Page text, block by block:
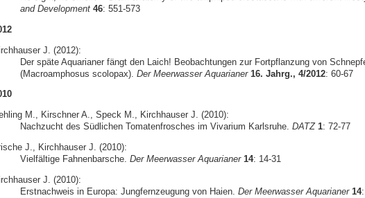
and Development 46: 551-573
J. (2012):
Der späte Aquarianer fängt den Laich! Beobachtungen zur Fortpflanzung von
(Macroamphosus scolopax). Der Meerwasser Aquarianer 16. Jahrg., 4/2012: 60-67
M., Kirschner A., Speck M., Kirchhauser J. (2010):
Nachzucht des Südlichen Tomatenfrosches im Vivarium Karlsruhe. DATZ 1: 72-77
J., Kirchhauser J. (2010):
Vielfältige Fahnenbarsche. Der Meerwasser Aquarianer 14: 14-31
J. (2010):
Erstnachweis in Europa: Jungfernzeugung von Haien. Der Meerwasser Aquarianer 14